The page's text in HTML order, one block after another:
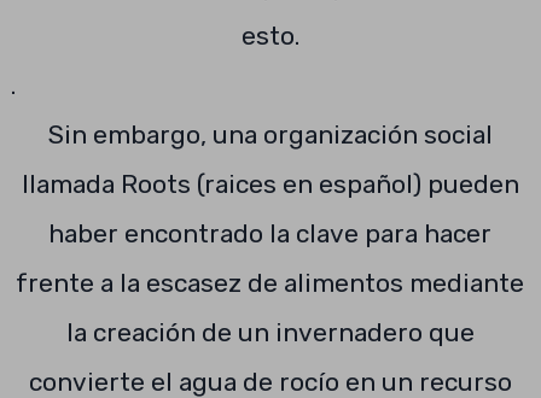
esto.
.
Sin embargo, una organización social
llamada Roots (raices en español) pueden
haber encontrado la clave para hacer
frente a la escasez de alimentos mediante
la creación de un invernadero que
convierte el agua de rocío en un recurso